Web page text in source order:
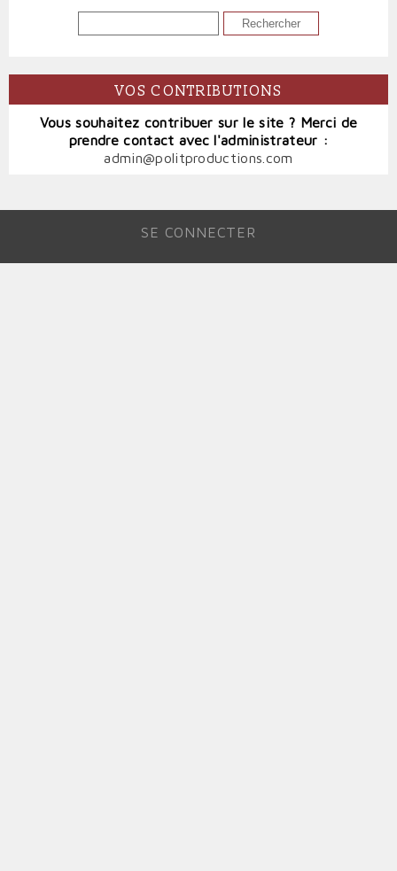
RECHERCHER
VOS CONTRIBUTIONS
Vous souhaitez contribuer sur le site ? Merci de
prendre contact avec l'administrateur :
admin@politproductions.com
SE CONNECTER